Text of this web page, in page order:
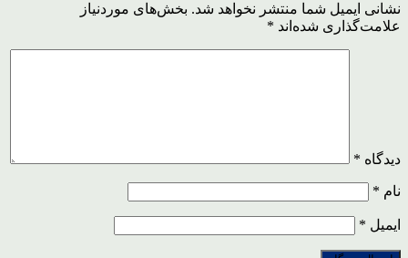
نشانی ایمیل شما منتشر نخواهد شد. بخش‌های موردنیاز
علامت‌گذاری شده‌اند *
دیدگاه *
نام *
ایمیل *